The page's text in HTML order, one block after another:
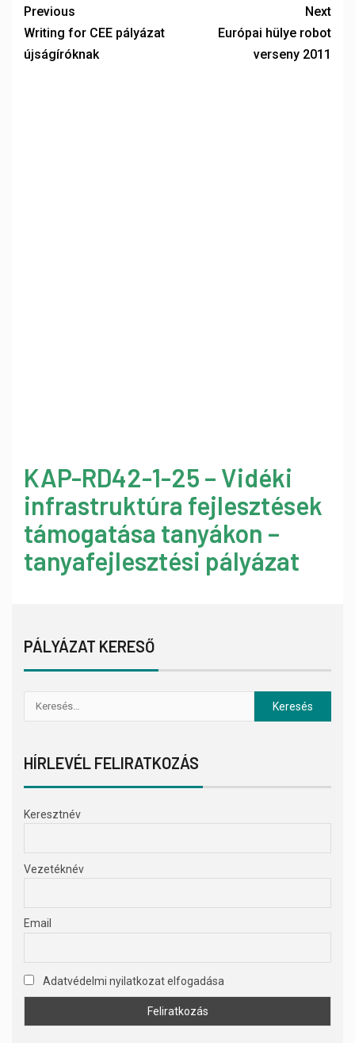
Previous
Writing for CEE pályázat
újságíróknak
Next
Európai hülye robot
verseny 2011
KAP-RD42-1-25 – Vidéki
infrastruktúra fejlesztések
támogatása tanyákon –
tanyafejlesztési pályázat
PÁLYÁZAT KERESŐ
HÍRLEVÉL FELIRATKOZÁS
Keresztnév
Vezetéknév
Email
Adatvédelmi nyilatkozat elfogadása